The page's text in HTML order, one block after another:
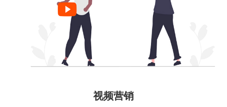
视频营销